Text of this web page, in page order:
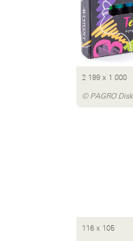
2 199 x 1 000
© PAGRO
116 x 105